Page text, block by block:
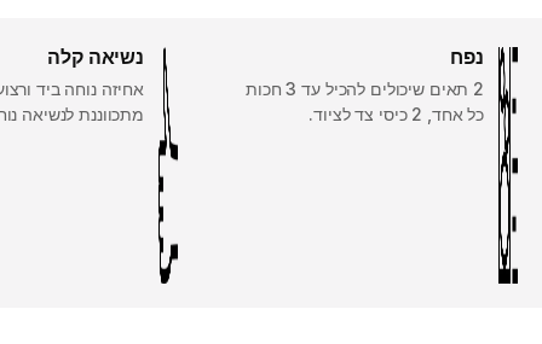
נפח
2 תאים שיכולים להכיל עד 3 חכות
כל אחד, 2 כיסי צד לציוד.
נשיאה קלה
אחיזה נוחה ביד
מתכווננת לנשיאה